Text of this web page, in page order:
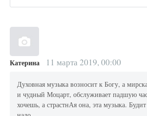
Катерина 11 марта 2019, 00:00
Духовная музыка возносит к Богу, а
и чудный Моцарт, обслуживает падшую
хочешь, а страстнАя она, эта музыка. Будит